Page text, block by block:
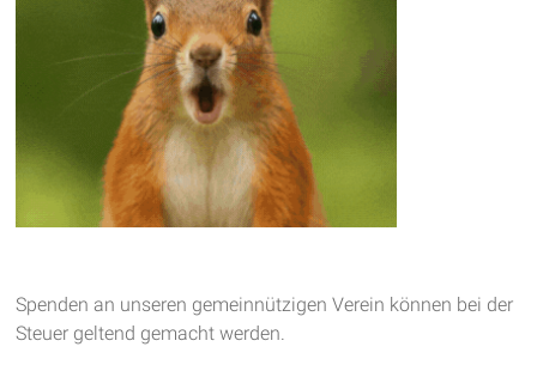
Spenden an unseren gemeinnützigen Verein können bei der
Steuer geltend gemacht werden.